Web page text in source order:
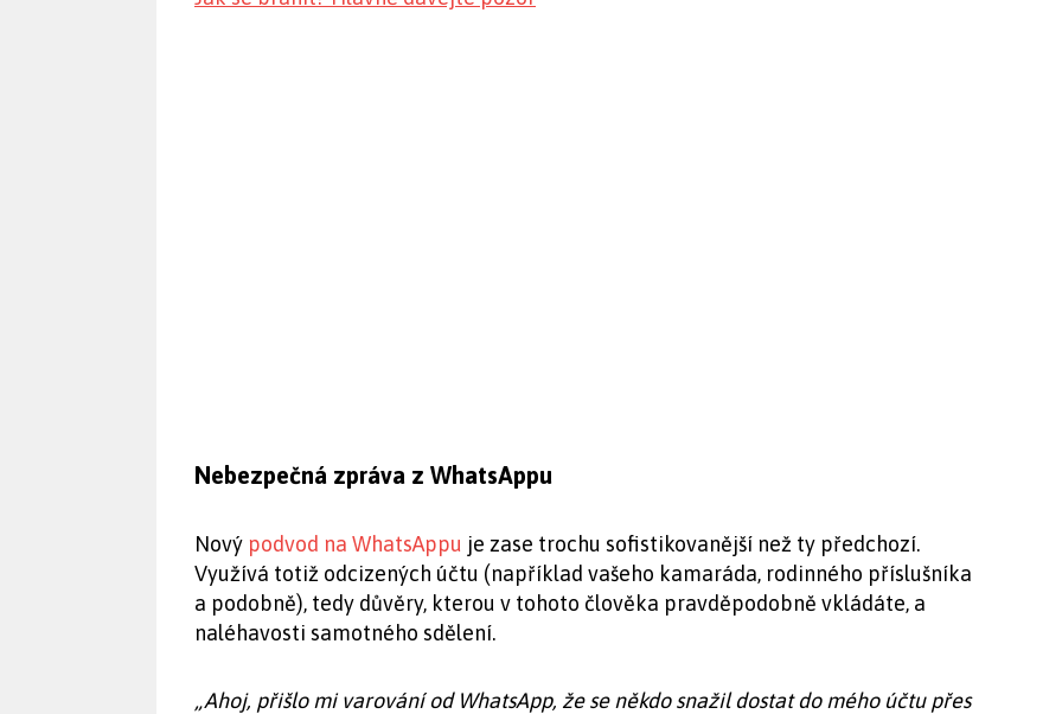
Nebezpečná zpráva z WhatsAppu
Nový podvod na WhatsAppu je zase trochu sofistikovanější než ty předchozí.
Využívá totiž odcizených účtu (například vašeho kamaráda, rodinného příslušníka
a podobně), tedy důvěry, kterou v tohoto člověka pravděpodobně vkládáte, a
naléhavosti samotného sdělení.
„Ahoj, přišlo mi varování od WhatsApp, že se někdo snažil dostat do mého účtu přes